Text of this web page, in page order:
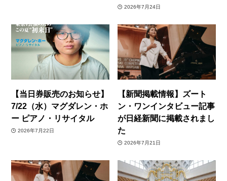
2026年7月24日
【当日券販売のお知らせ】
7/22（水）マグダレン・ホ
ー ピアノ・リサイタル
2026年7月22日
【新聞掲載情報】ズート
ン・ワンインタビュー記事
が日経新聞に掲載されまし
た
2026年7月21日